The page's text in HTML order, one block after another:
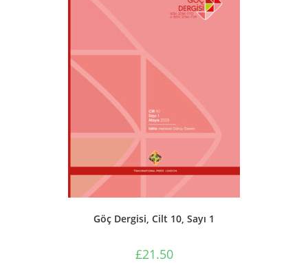
Göç Dergisi, Cilt 10, Sayı 1
£21.50